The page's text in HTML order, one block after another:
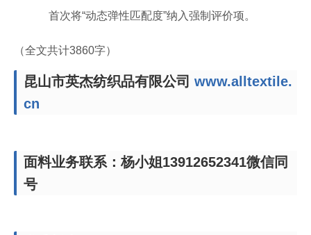
首次将“动态弹性匹配度”纳入强制评价项。
（全文共计3860字）
昆山市英杰纺织品有限公司 www.alltextile.
cn
面料业务联系：杨小姐13912652341微信同
号